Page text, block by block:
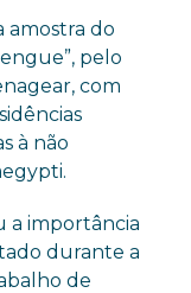
amostra do
pelo
com
à não
a importância
durante a
de